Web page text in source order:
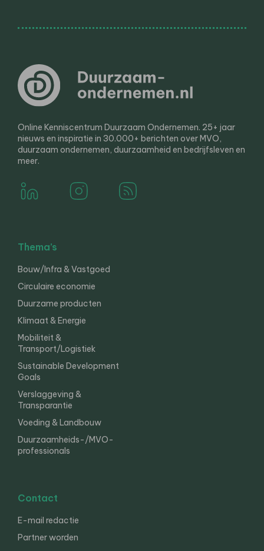
Online Kenniscentrum Duurzaam Ondernemen. 25+ jaar
nieuws en inspiratie in 30.000+ berichten over MVO,
duurzaam ondernemen, duurzaamheid en bedrijfsleven en
meer.
Thema’s
Bouw/Infra & Vastgoed
Circulaire economie
Duurzame producten
Klimaat & Energie
Mobiliteit &
Transport/Logistiek
Sustainable Development
Goals
Verslaggeving &
Transparantie
Voeding & Landbouw
Duurzaamheids-/MVO-
professionals
Contact
E-mail redactie
Partner worden